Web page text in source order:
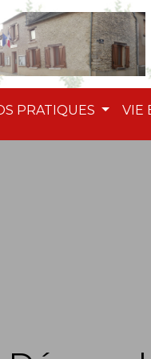
PRATIQUES VIE